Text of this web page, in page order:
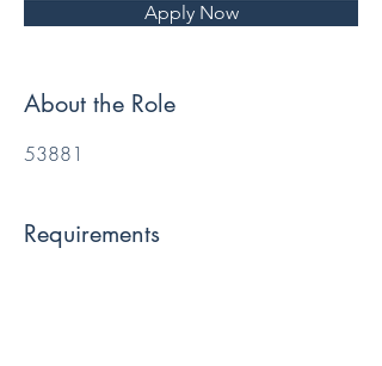
Apply Now
About the Role
53881
Requirements